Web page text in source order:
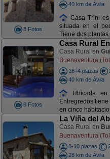
8 Fotos
40 km de Ávila
Casa Trini
situada en el
Tiene dos
8 Fotos
Casa Rural
Casa Rural en
Buenaventura
16+4 plazas
40 km de Ávila
Ubicada en
Entregredos
en cinco
La Viña del
Casa Rural en
Buenaventura
8-10 plazas
28 km de Ávila